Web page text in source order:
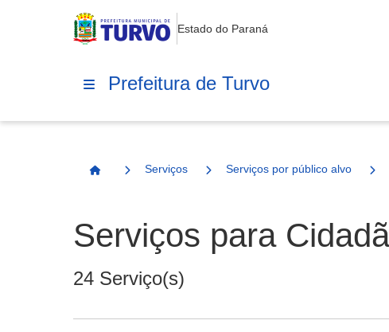
Estado do Paraná
Prefeitura de Turvo
Página Inicial
Serviços Serviços por público alvo
Serviços para
24 Serviço(s)